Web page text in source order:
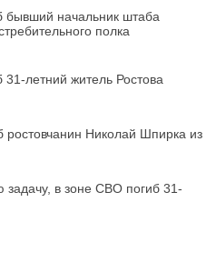
бывший начальник штаба
полка
летний житель Ростова
Николай Шпирка из
в зоне СВО погиб 31-